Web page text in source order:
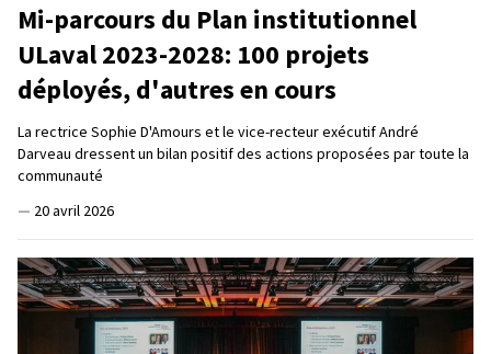
Mi-parcours du Plan institutionnel
ULaval 2023-2028: 100 projets
déployés, d'autres en cours
La rectrice Sophie D'Amours et le vice-recteur exécutif André
Darveau dressent un bilan positif des actions proposées par toute la
communauté
— 20 avril 2026